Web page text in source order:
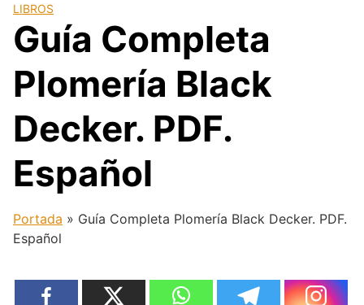
LIBROS
Guía Completa
Plomería Black
Decker. PDF.
Español
Portada » Guía Completa Plomería Black Decker. PDF.
Español